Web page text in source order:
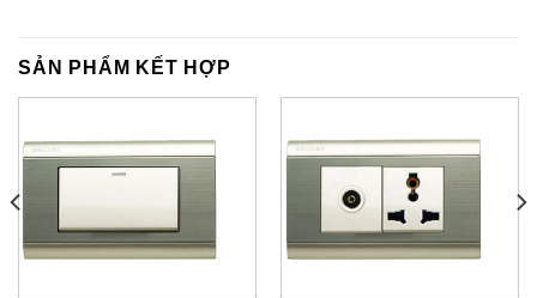
SẢN PHẨM KẾT HỢP